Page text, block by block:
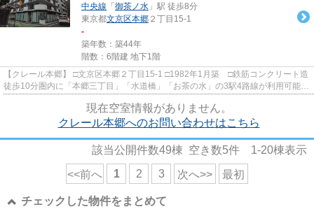
中央線 「 御茶ノ水 」駅 徒歩8分
東京都文京区本郷 ２丁目15-1
-
築年数：築44年
階数：6階建 地下1階
【クレール本郷】 □文京区本郷２丁目15-1 □1982年1月築 □鉄筋コンクリート造
徒歩10分圏内に「本郷三丁目」「水道橋」「お茶の水」の3駅4路線が利用可能な
現在空室情報がありません。
クレール本郷へのお問い合わせはこちら
該当公開件数49棟 空き数5件 1-20棟表示
<<前へ 1 2 3 次へ>> 最初
チェックした物件をまとめて